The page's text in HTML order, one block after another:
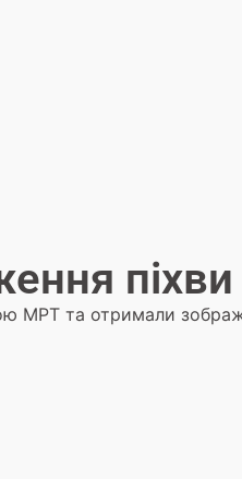
МРТ та отримали